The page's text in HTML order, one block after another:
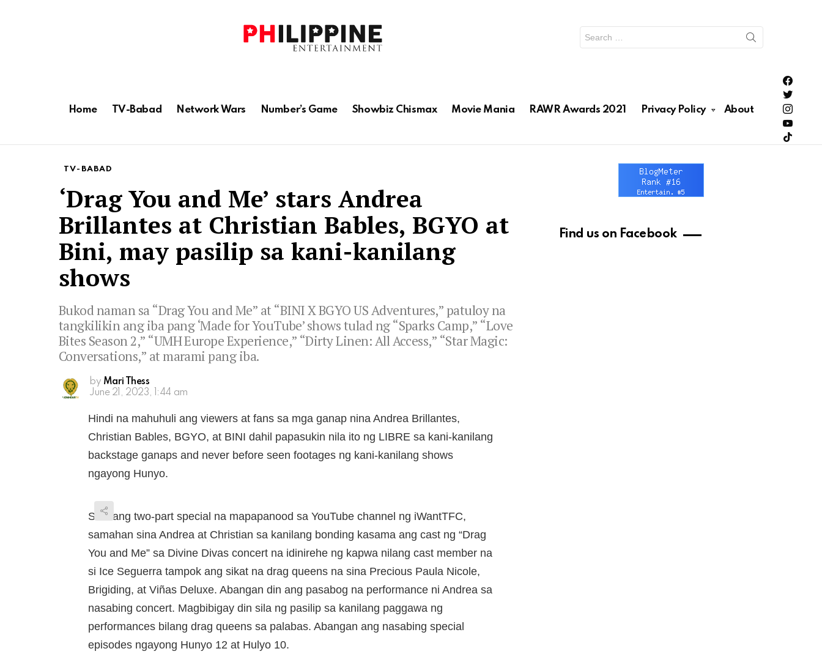
for:
Home TV-Babad Network Wars Number’s Game Showbiz Chismax Movie Mania RAWR Awards 2021 Privacy Policy About
PH
TV-BABAD
‘Drag You and Me’ stars Andrea
Brillantes at Christian Bables, BGYO at
Bini, may pasilip sa kani-kanilang
shows
Bukod naman sa “Drag You and Me” at “BINI X BGYO US Adventures,” patuloy na
tangkilikin ang iba pang ‘Made for YouTube’ shows tulad ng “Sparks Camp,” “Love
Bites Season 2,” “UMH Europe Experience,” “Dirty Linen: All Access,” “Star Magic:
Conversations,” at marami pang iba.
by Mari Thess
June 21, 2023, 1:44 am
Hindi na mahuhuli ang viewers at fans sa mga ganap nina Andrea Brillantes,
Christian Bables, BGYO, at BINI dahil papasukin nila ito ng LIBRE sa kani-kanilang
backstage ganaps and never before seen footages ng kani-kanilang shows
ngayong Hunyo.
Sa isang two-part special na mapapanood sa YouTube channel ng iWantTFC,
samahan sina Andrea at Christian sa kanilang bonding kasama ang cast ng “Drag
You and Me” sa Divine Divas concert na idinirehe ng kapwa nilang cast member na
si Ice Seguerra tampok ang sikat na drag queens na sina Precious Paula Nicole,
Brigiding, at Viñas Deluxe. Abangan din ang pasabog na performance ni Andrea sa
nasabing concert. Magbibigay din sila ng pasilip sa kanilang paggawa ng
performances bilang drag queens sa palabas. Abangan ang nasabing special
episodes ngayong Hunyo 12 at Hulyo 10.
Find us on Facebook